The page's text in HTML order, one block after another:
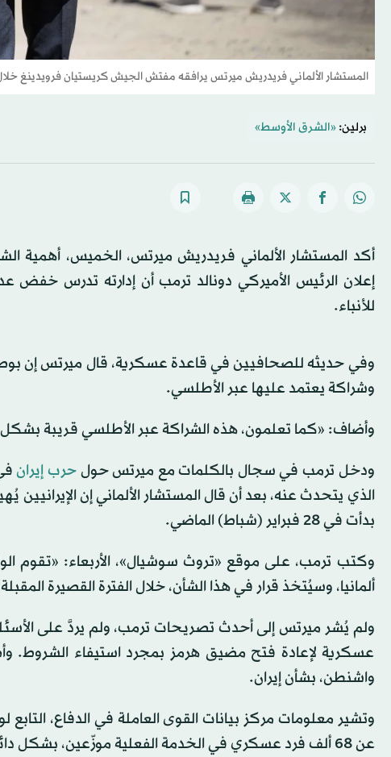
المستشار الألماني فريدريش ميرتس يرافقه مفتش الجيش كريستيان فرويدينغ خلال زيارة
برلين: «الشرق الأوسط»
أكد المستشار الألماني فريدريش ميرتس، الخميس، أهمية
إعلان الرئيس الأميركي دونالد ترمب أن إدارته تدرس خفض
للأنباء.
وفي حديثه للصحافيين في قاعدة عسكرية، قال ميرتس إن
وشراكة يعتمد عليها عبر الأطلسي.
وأضاف: «كما تعلمون، هذه الشراكة عبر الأطلسي قريبة
ودخل ترمب في سجال بالكلمات مع ميرتس حولحرب إيران
الذي يتحدث عنه، بعد أن قال المستشار الألماني إن الإيرانيين
بدأت في 28 فبراير (شباط) الماضي.
وكتب ترمب، على موقع «تروث سوشيال»، الأربعاء: «تقوم
ألمانيا، وسيُتخذ قرار في هذا الشأن، خلال الفترة القصيرة
ولم يُشر ميرتس إلى أحدث تصريحات ترمب، ولم يردَّ على
عسكرية لإعادة فتح مضيق هرمز بمجرد استيفاء الشروط.
واشنطن، بشأن إيران.
وتشير معلومات مركز بيانات القوى العاملة في الدفاع، التابع
عن 68 ألف فرد عسكري في الخدمة الفعلية موزّعين، بشكل دائم، على قواعدها الخارجية في أوروبا.